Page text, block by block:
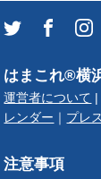
はまこれ®横
運営者について
レンダー
プレ
注意事項